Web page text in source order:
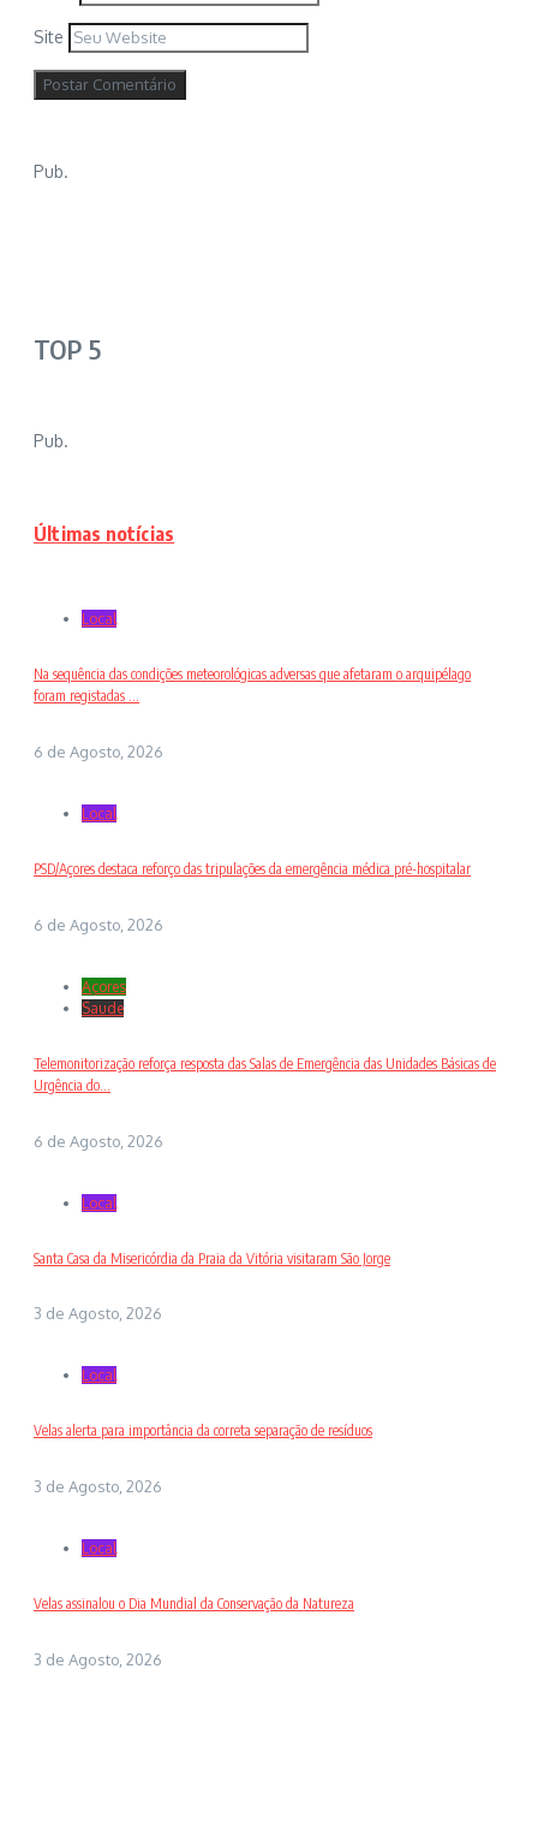
Site
Pub.
TOP 5
Pub.
Últimas notícias
Local
Na sequência das condições meteorológicas adversas que afetaram o arquipélago
foram registadas ...
6 de Agosto, 2026
Local
PSD/Açores destaca reforço das tripulações da emergência médica pré-hospitalar
6 de Agosto, 2026
Açores
Saude
Telemonitorização reforça resposta das Salas de Emergência das Unidades Básicas de
Urgência do...
6 de Agosto, 2026
Local
Santa Casa da Misericórdia da Praia da Vitória visitaram São Jorge
3 de Agosto, 2026
Local
Velas alerta para importância da correta separação de resíduos
3 de Agosto, 2026
Local
Velas assinalou o Dia Mundial da Conservação da Natureza
3 de Agosto, 2026